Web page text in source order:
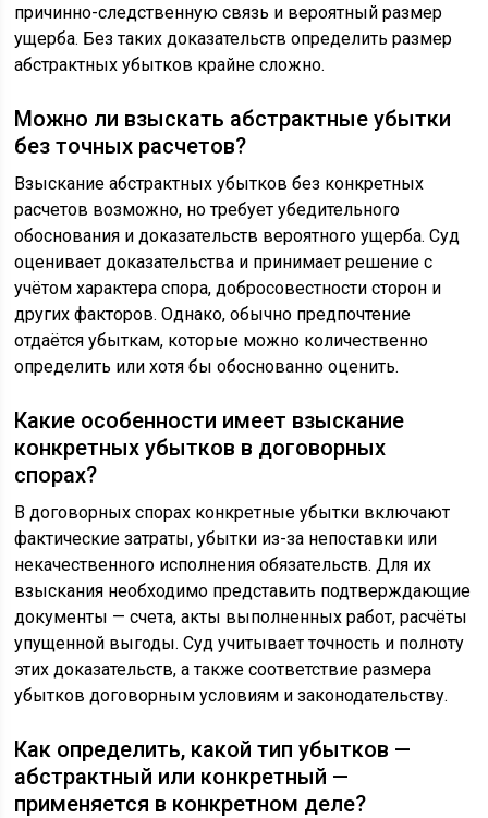
причинно-следственную связь и вероятный размер
ущерба. Без таких доказательств определить размер
абстрактных убытков крайне сложно.
Можно ли взыскать абстрактные убытки
без точных расчетов?
Взыскание абстрактных убытков без конкретных
расчетов возможно, но требует убедительного
обоснования и доказательств вероятного ущерба. Суд
оценивает доказательства и принимает решение с
учётом характера спора, добросовестности сторон и
других факторов. Однако, обычно предпочтение
отдаётся убыткам, которые можно количественно
определить или хотя бы обоснованно оценить.
Какие особенности имеет взыскание
конкретных убытков в договорных
спорах?
В договорных спорах конкретные убытки включают
фактические затраты, убытки из-за непоставки или
некачественного исполнения обязательств. Для их
взыскания необходимо представить подтверждающие
документы — счета, акты выполненных работ, расчёты
упущенной выгоды. Суд учитывает точность и полноту
этих доказательств, а также соответствие размера
убытков договорным условиям и законодательству.
Как определить, какой тип убытков —
абстрактный или конкретный —
применяется в конкретном деле?